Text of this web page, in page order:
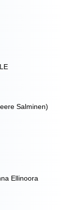
Salminen)
Ellinoora